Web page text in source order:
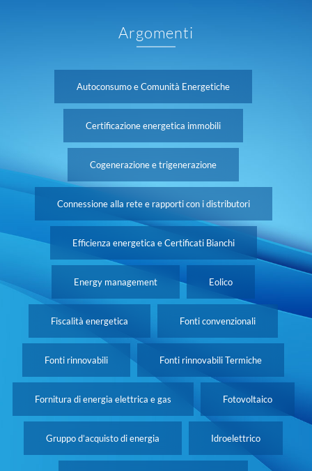
Argomenti
Autoconsumo e Comunità Energetiche
Certificazione energetica immobili
Cogenerazione e trigenerazione
Connessione alla rete e rapporti con i distributori
Efficienza energetica e Certificati Bianchi
Energy management Eolico
Fiscalità energetica Fonti convenzionali
Fonti rinnovabili Fonti rinnovabili Termiche
Fornitura di energia elettrica e gas Fotovoltaico
Gruppo d’acquisto di energia Idroelettrico